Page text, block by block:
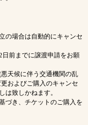
の場合は自動的にキャンセ
前までに譲渡申請をお願
天候に伴う交通機関の乱
およびご購入のキャンセ
は致しかねます。
づき、チケットのご購入を